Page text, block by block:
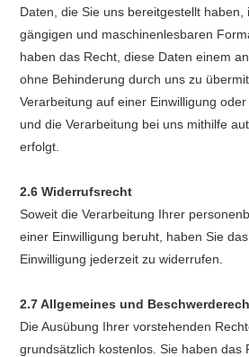
Daten, die Sie uns bereitgestellt haben,
gängigen und maschinenlesbaren
haben das Recht, diese Daten einem
ohne Behinderung durch uns zu
Verarbeitung auf einer Einwilligung
und die Verarbeitung bei uns mithilfe
erfolgt.
2.6 Widerrufsrecht
Soweit die Verarbeitung Ihrer
einer Einwilligung beruht, haben Sie
Einwilligung jederzeit zu widerrufen.
2.7 Allgemeines und
Die Ausübung Ihrer vorstehenden
grundsätzlich kostenlos. Sie haben das